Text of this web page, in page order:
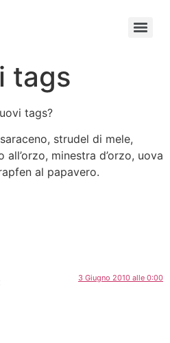
tags
tags?
strudel di mele,
minestra d’orzo, uova
al papavero.
3 Giugno 2010 alle 0:00